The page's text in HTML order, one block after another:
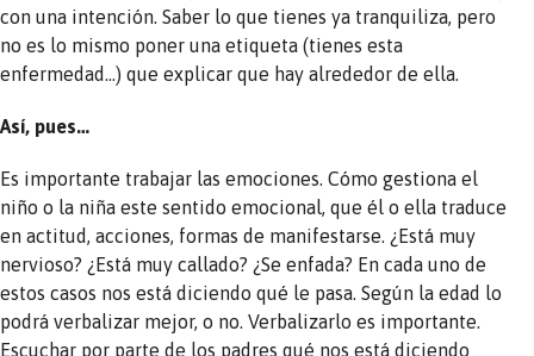
con una intención. Saber lo que tienes ya tranquiliza, pero
no es lo mismo poner una etiqueta (tienes esta
enfermedad…) que explicar que hay alrededor de ella.
Así, pues…
Es importante trabajar las emociones. Cómo gestiona el
niño o la niña este sentido emocional, que él o ella traduce
en actitud, acciones, formas de manifestarse. ¿Está muy
nervioso? ¿Está muy callado? ¿Se enfada? En cada uno de
estos casos nos está diciendo qué le pasa. Según la edad lo
podrá verbalizar mejor, o no. Verbalizarlo es importante.
Escuchar por parte de los padres qué nos está diciendo